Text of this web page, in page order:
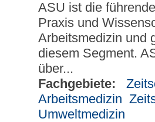
ASU ist die
Praxis und
Arbeitsmedizin und
diesem Segment.
über...
Fachgebiete:
Arbeitsmedizin
Umweltmedizin